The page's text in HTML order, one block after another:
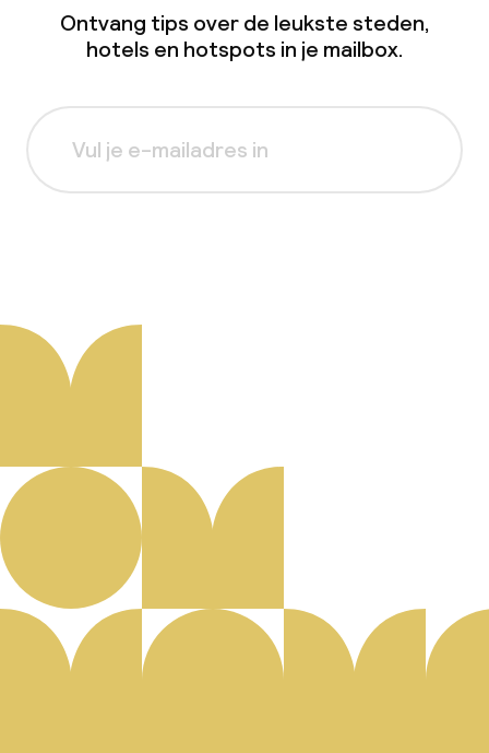
Ontvang tips over de leukste steden,
hotels en hotspots in je mailbox.